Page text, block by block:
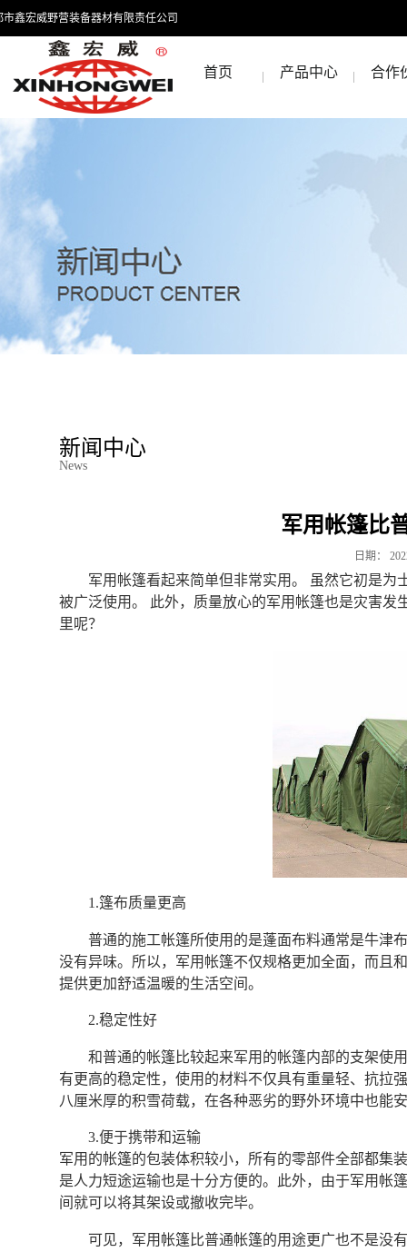
市鑫宏威野营装备器材有限责任公司
首页 产品中心 合作
新闻中心
News
军用帐篷比
日期：
军用帐篷看起来简单但非常实用。 虽然它初是
被广泛使用。 此外，质量放心的军用帐篷也是灾害
里呢？
1.篷布质量更高
普通的施工帐篷所使用的是蓬面布料通常是牛津
没有异味。所以，军用帐篷不仅规格更加全面，而且
提供更加舒适温暖的生活空间。
2.稳定性好
和普通的帐篷比较起来军用的帐篷内部的支架使
有更高的稳定性，使用的材料不仅具有重量轻、抗拉
八厘米厚的积雪荷载，在各种恶劣的野外环境中也能
3.便于携带和运输
军用的帐篷的包装体积较小，所有的零部件全部都集
是人力短途运输也是十分方便的。此外，由于军用帐
间就可以将其架设或撤收完毕。
可见，军用帐篷比普通帐篷的用途更广也不是没